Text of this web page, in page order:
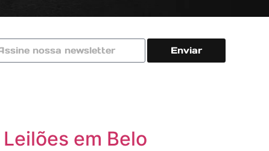
Enviar
em Belo